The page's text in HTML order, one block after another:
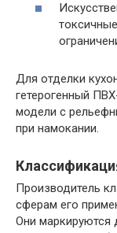
Для отделки
гетерогенный
модели с
при намокании.
Производитель
сферам его
Они маркируются